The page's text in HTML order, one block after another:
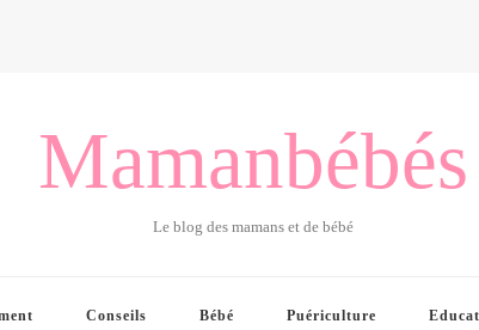
Mamanbébés
Le blog des mamans et de bébé
Conseils Bébé Puériculture